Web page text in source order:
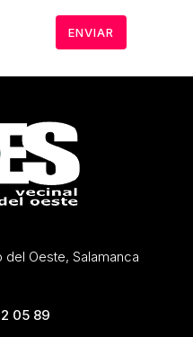
del Oeste, Salamanca
05 89